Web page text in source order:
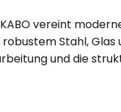
vereint
Stahl, Glas
und die
für den Einsatz